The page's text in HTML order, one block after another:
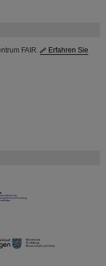
FAIR.
Erfahren Sie